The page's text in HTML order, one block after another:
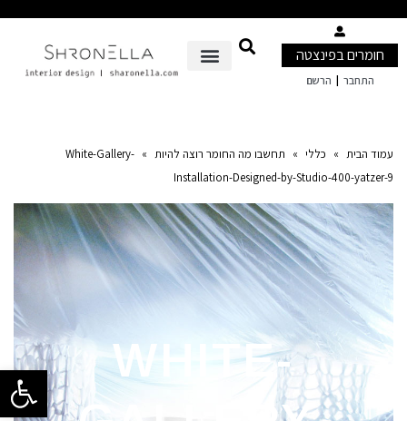
פתח
חומרים בפינצטה
התחבר | הרשם
עמוד הבית » כללי » תחשבו מה החומר רוצה להיות »
White-Gallery-
Installation-Designed-by-Studio-400-yatzer-9
WHITE-